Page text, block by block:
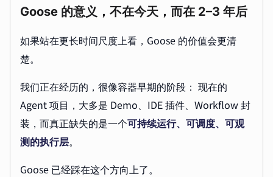
Goose 的意义，不在今天，而在 2–3 年后
如果站在更长时间尺度上看，Goose 的价值会更清
楚。
我们正在经历的，很像容器早期的阶段： 现在的
Agent 项目，大多是 Demo、IDE 插件、Workflow 封
装，而真正缺失的是一个可持续运行、可调度、可观
测的执行层。
Goose 已经踩在这个方向上了。